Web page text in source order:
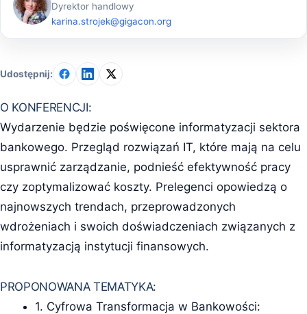
Udostępnij:
O KONFERENCJI:
Wydarzenie będzie poświęcone informatyzacji sektora
bankowego. Przegląd rozwiązań IT, które mają na celu
usprawnić zarządzanie, podnieść efektywność pracy
czy zoptymalizować koszty. Prelegenci opowiedzą o
najnowszych trendach, przeprowadzonych
wdrożeniach i swoich doświadczeniach związanych z
informatyzacją instytucji finansowych.
PROPONOWANA TEMATYKA:
1. Cyfrowa Transformacja w Bankowości:
Dyrektor handlowy
karina.strojek@gigacon.org